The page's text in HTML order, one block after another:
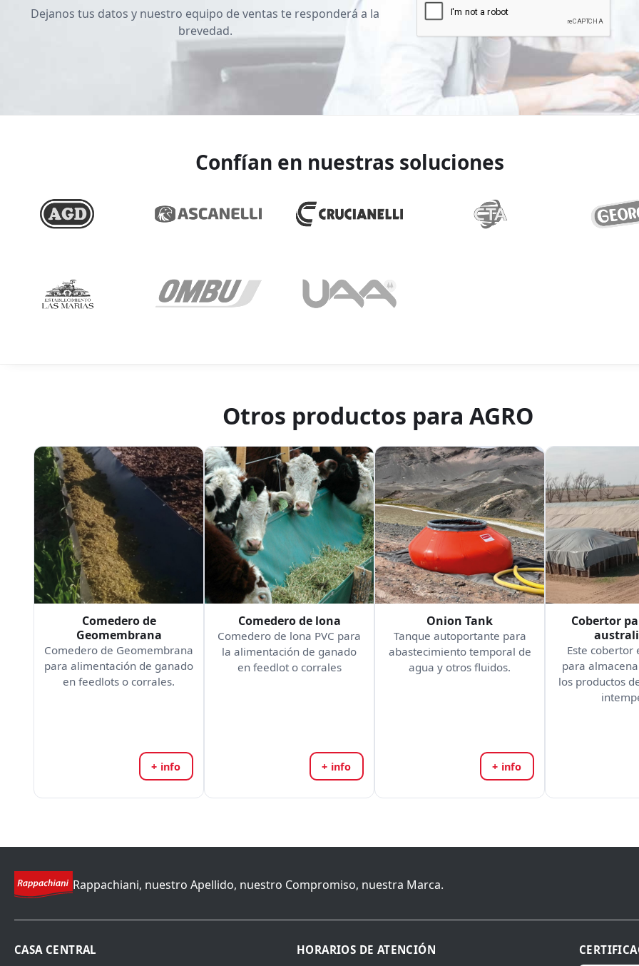
Dejanos tus datos y nuestro equipo de ventas te responderá a la
brevedad.
Confían en nuestras soluciones
Otros productos para AGRO
Comedero de
Geomembrana
Comedero de Geomembrana
para alimentación de ganado
en feedlots o corrales.
+ info
Comedero de lona
Comedero de lona PVC para
la alimentación de ganado
en feedlot o corrales
+ info
Onion Tank
Tanque autoportante para
abastecimiento temporal de
agua y otros fluidos.
+ info
Cobertor
Este cobertor
para
los productos
Rappachiani, nuestro Apellido, nuestro Compromiso, nuestra Marca.
CASA CENTRAL HORARIOS DE ATENCIÓN